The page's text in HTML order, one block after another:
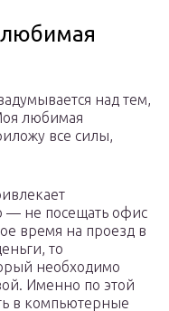
над тем,
любимая
все силы,
— не посещать офис
время на проезд в
то
необходимо
Именно по этой
в компьютерные